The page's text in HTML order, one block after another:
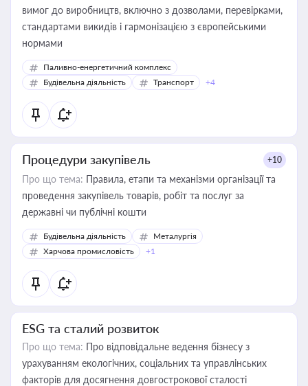
вимог до виробництв, включно з дозволами, перевірками,
стандартами викидів і гармонізацією з європейськими
нормами
Паливно-енергетичний комплекс
Будівельна діяльність
Транспорт +4
Процедури закупівель +10
Про що тема: Правила, етапи та механізми організації та
проведення закупівель товарів, робіт та послуг за
державні чи публічні кошти
Будівельна діяльність
Металургія
Харчова промисловість
+1
ESG та сталий розвиток
Про що тема: Про відповідальне ведення бізнесу з
урахуванням екологічних, соціальних та управлінських
факторів для досягнення довгострокової сталості